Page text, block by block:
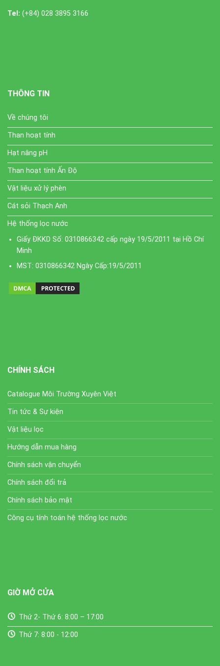
Tel: (+84) 028 3895 3166
THÔNG TIN
Về chúng tôi
Than hoạt tính
Hạt nâng pH
Than hoạt tính Ấn Độ
Vật liệu xử lý phèn
Cát sỏi Thạch Anh
Hệ thống lọc nước
Giấy ĐKKD Số: 0310866342 cấp ngày 19/5/2011 tại Hồ Chí
Minh
MST: 0310866342 Ngày Cấp:19/5/2011
CHÍNH SÁCH
Catalogue Môi Trường Xuyên Việt
Tin tức & Sự kiện
Vật liệu lọc
Hướng dẫn mua hàng
Chính sách vận chuyển
Chính sách đổi trả
Chính sách bảo mật
Công cụ tính toán hệ thống lọc nước
GIỜ MỞ CỬA
Thứ 2- Thứ 6: 8:00 – 17:00
Thứ 7: 8:00 - 12:00